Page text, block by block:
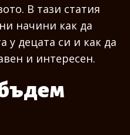
В тази статия
начини как да
у децата си и как да
и интересен.